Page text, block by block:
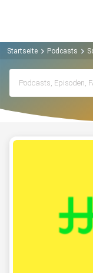
Startseite Podcasts